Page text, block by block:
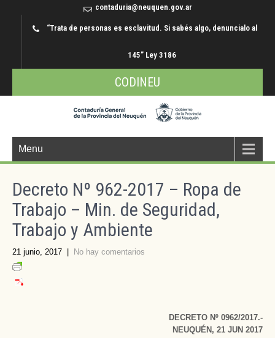
contaduria@neuquen.gov.ar
“Trata de personas es esclavitud. Si sabés algo, denuncialo al
145” Ley 3186
CODINEU
Menu
Decreto Nº 962-2017 – Ropa de
Trabajo – Min. de Seguridad,
Trabajo y Ambiente
21 junio, 2017 No hay comentarios
DECRETO Nº 0962/2017.-
NEUQUÉN, 21 JUN 2017